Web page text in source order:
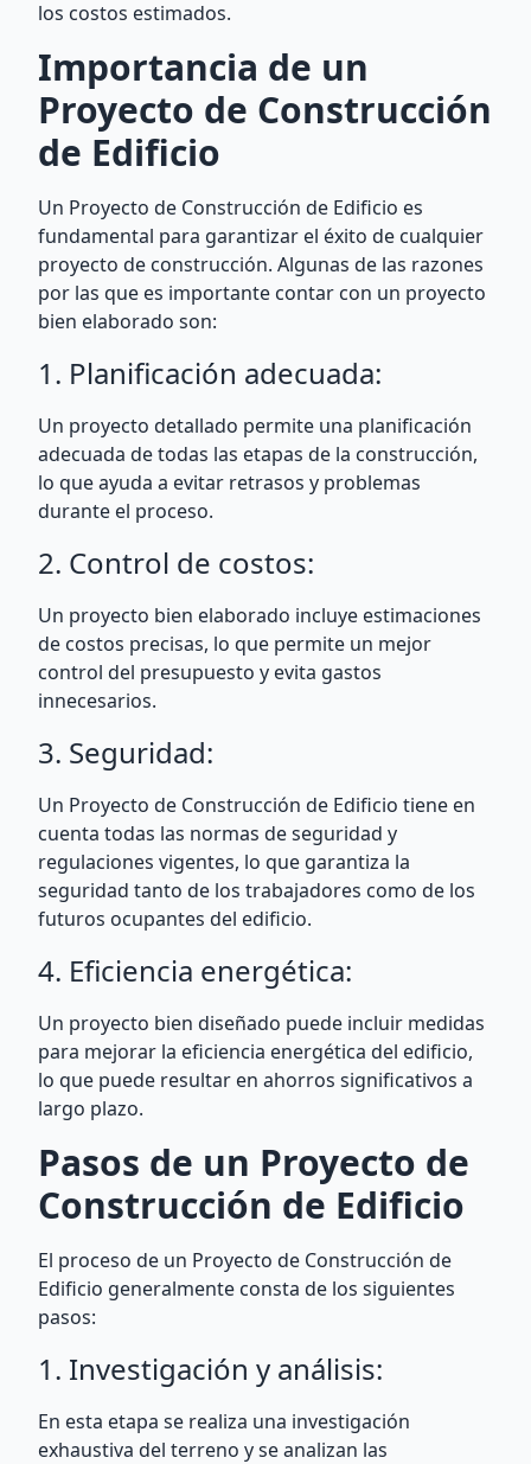
los costos estimados.
Importancia de un
Proyecto de Construcción
de Edificio
Un Proyecto de Construcción de Edificio es
fundamental para garantizar el éxito de cualquier
proyecto de construcción. Algunas de las razones
por las que es importante contar con un proyecto
bien elaborado son:
1. Planificación adecuada:
Un proyecto detallado permite una planificación
adecuada de todas las etapas de la construcción,
lo que ayuda a evitar retrasos y problemas
durante el proceso.
2. Control de costos:
Un proyecto bien elaborado incluye estimaciones
de costos precisas, lo que permite un mejor
control del presupuesto y evita gastos
innecesarios.
3. Seguridad:
Un Proyecto de Construcción de Edificio tiene en
cuenta todas las normas de seguridad y
regulaciones vigentes, lo que garantiza la
seguridad tanto de los trabajadores como de los
futuros ocupantes del edificio.
4. Eficiencia energética:
Un proyecto bien diseñado puede incluir medidas
para mejorar la eficiencia energética del edificio,
lo que puede resultar en ahorros significativos a
largo plazo.
Pasos de un Proyecto de
Construcción de Edificio
El proceso de un Proyecto de Construcción de
Edificio generalmente consta de los siguientes
pasos:
1. Investigación y análisis:
En esta etapa se realiza una investigación
exhaustiva del terreno y se analizan las